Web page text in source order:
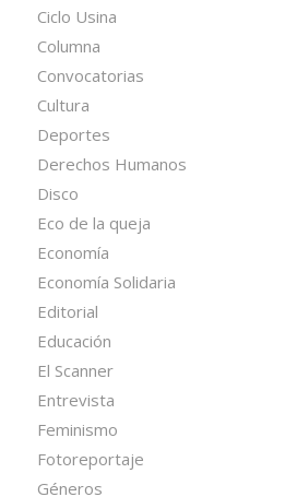
Ciclo Usina
Columna
Convocatorias
Cultura
Deportes
Derechos Humanos
Disco
Eco de la queja
Economía
Economía Solidaria
Editorial
Educación
El Scanner
Entrevista
Feminismo
Fotoreportaje
Géneros